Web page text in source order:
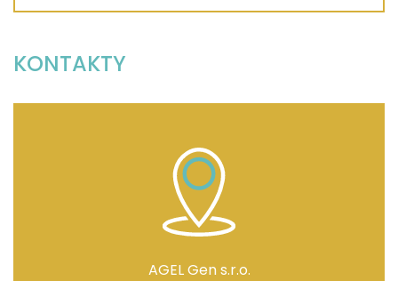
KONTAKTY
AGEL Gen s.r.o.